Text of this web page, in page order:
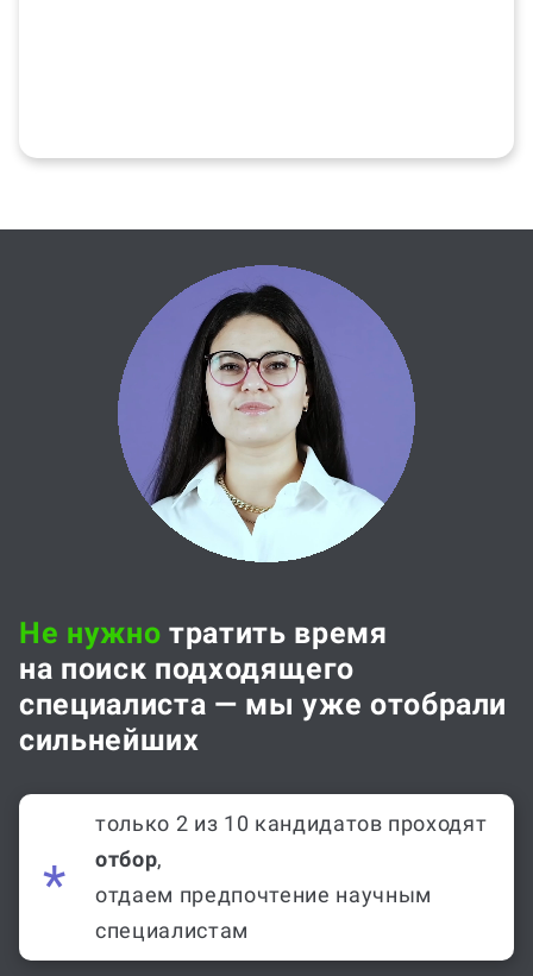
Не нужно тратить время
на поиск подходящего
специалиста — мы уже отобрали
сильнейших
только 2 из 10 кандидатов проходят
отбор,
отдаем предпочтение научным
специалистам